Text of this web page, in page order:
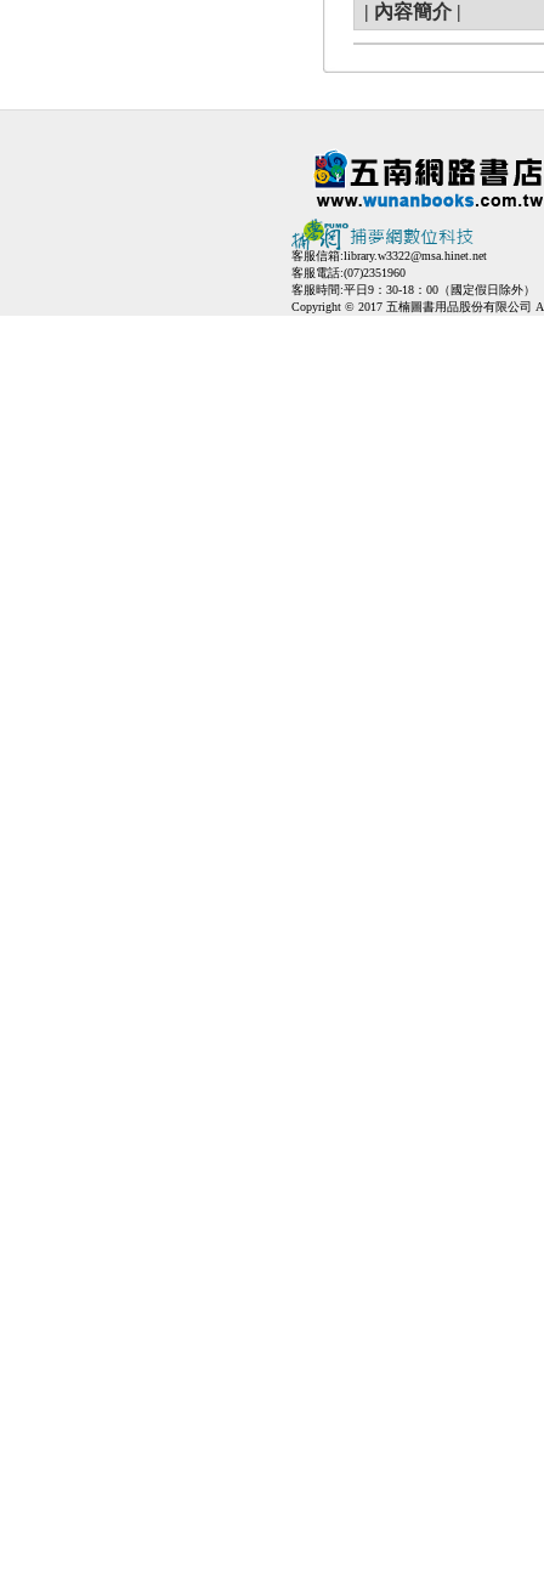
| 內容簡介 |
客服信箱:library.w3322@msa.hinet.net
客服電話:(07)2351960
客服時間:平日9：30-18：00（國定假日除外）
Copyright © 2017 五楠圖書用品股份有限公司